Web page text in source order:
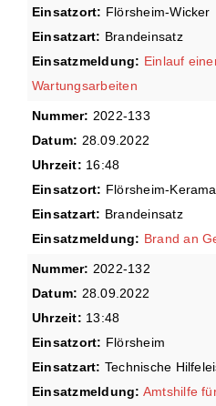
Einsatzort: Flörsheim-Wicker
Einsatzart: Brandeinsatz
Einsatzmeldung: Einlauf
Wartungsarbeiten
Nummer: 2022-133
Datum: 28.09.2022
Uhrzeit: 16:48
Einsatzort: Flörsheim-
Einsatzart: Brandeinsatz
Einsatzmeldung: Brand an
Nummer: 2022-132
Datum: 28.09.2022
Uhrzeit: 13:48
Einsatzort: Flörsheim
Einsatzart: Technische
Einsatzmeldung: Amtshilfe